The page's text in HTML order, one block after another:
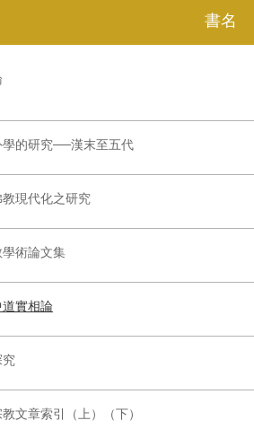
書名
學的研究──漢末至五代
現代化之研究
術論文集
實相論
究
文章索引（上）（下）